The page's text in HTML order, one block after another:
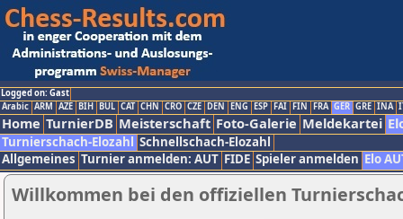
Logged on: Gast
Arabic ARM AZE BIH BUL CAT CHN CRO CZE DEN ENG ESP FAI FIN FRA GER GRE INA
Home TurnierDB Meisterschaft Foto-Galerie Meldekartei
Turnierschach-Elozahl Schnellschach-Elozahl
Allgemeines Turnier anmelden: AUT FIDE Spieler anmelden Elo
Willkommen bei den offiziellen